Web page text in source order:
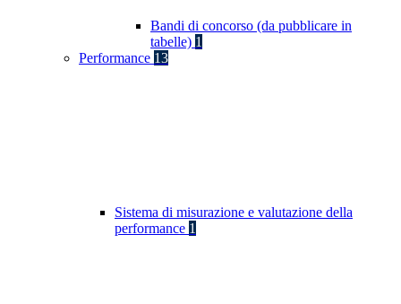
Bandi di concorso (da pubblicare in
tabelle) 1
Performance 13
Sistema di misurazione e valutazione della
performance 1